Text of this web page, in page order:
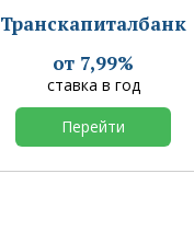
Транскапиталбанк
от 7,99%
ставка в год
Перейти